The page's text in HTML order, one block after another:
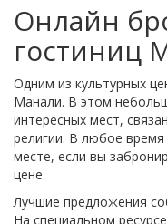
Онлайн
гостиниц
Одним из культурных
Манали. В этом
интересных мест,
религии. В любое
месте, если вы
цене.
Лучшие предложения
На специальном